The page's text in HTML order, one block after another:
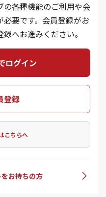
の各種機能のご利用や会
要です。会員登録がお
へお進みください。
ログイン
登録
こちらへ
お持ちの方